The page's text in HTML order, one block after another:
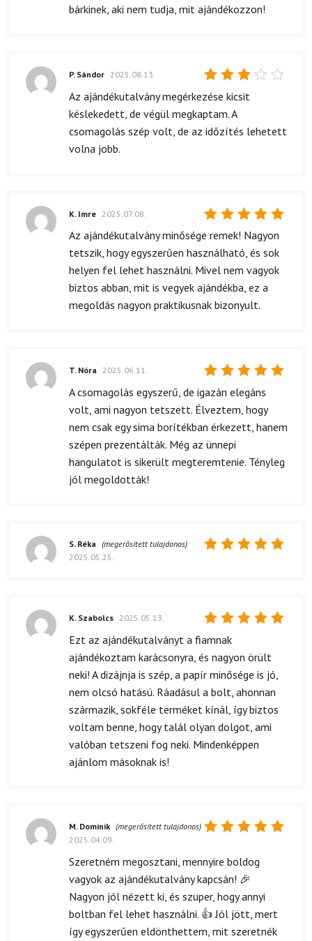
bárkinek, aki nem tudja, mit ajándékozzon!
Értékelés:
P. Sándor 2025.08.13.
Az ajándékutalvány megérkezése kicsit
késlekedett, de végül megkaptam. A
csomagolás szép volt, de az időzítés lehetett
volna jobb.
Értékelés:
K. Imre 2025.07.08.
Az ajándékutalvány minősége remek! Nagyon
tetszik, hogy egyszerűen használható, és sok
helyen fel lehet használni. Mivel nem vagyok
biztos abban, mit is vegyek ajándékba, ez a
megoldás nagyon praktikusnak bizonyult.
Értékelés:
T. Nóra 2025.06.11.
A csomagolás egyszerű, de igazán elegáns
volt, ami nagyon tetszett. Élveztem, hogy
nem csak egy sima borítékban érkezett, hanem
szépen prezentálták. Még az ünnepi
hangulatot is sikerült megteremtenie. Tényleg
jól megoldották!
S. Réka (megerősített tulajdonos)
2025.05.25.
Értékelés:
K. Szabolcs 2025.05.13.
Ezt az ajándékutalványt a fiamnak
ajándékoztam karácsonyra, és nagyon örült
neki! A dizájnja is szép, a papír minősége is jó,
nem olcsó hatású. Ráadásul a bolt, ahonnan
származik, sokféle terméket kínál, így biztos
voltam benne, hogy talál olyan dolgot, ami
valóban tetszeni fog neki. Mindenképpen
ajánlom másoknak is!
5/ 5
M. Dominik (megerősített tulajdonos)
2025.04.09.
Szeretném megosztani, mennyire boldog
vagyok az ajándékutalvány kapcsán! 🎉
Nagyon jól nézett ki, és szuper, hogy annyi
boltban fel lehet használni. 👍 Jól jött, mert
így egyszerűen eldönthettem, mit szeretnék